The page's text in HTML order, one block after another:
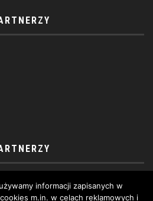
informacji zapisanych w
m.in. w celach reklamowych i